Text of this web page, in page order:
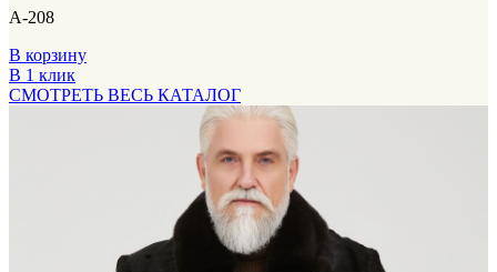
А-208
В корзину
В 1 клик
СМОТРЕТЬ ВЕСЬ КАТАЛОГ